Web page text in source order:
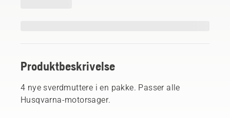
Produktbeskrivelse
4 nye sverdmuttere i en pakke. Passer alle
Husqvarna-motorsager.